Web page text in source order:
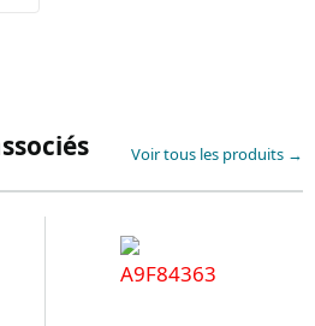
Voir tous les produits →